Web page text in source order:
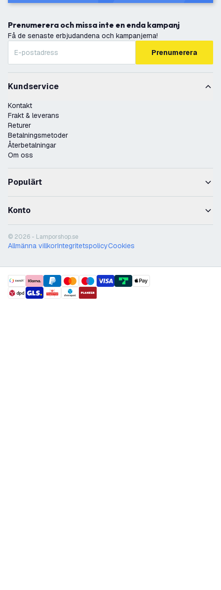
Prenumerera och missa inte en enda kampanj
Få de senaste erbjudandena och kampanjerna!
Prenumerera
Kundservice
Kontakt
Frakt & leverans
Returer
Betalningsmetoder
Återbetalningar
Om oss
Populärt
Konto
© 2026 - Lamporshop.se
Allmänna villkorIntegritetspolicyCookies
payment methods
shipment methods